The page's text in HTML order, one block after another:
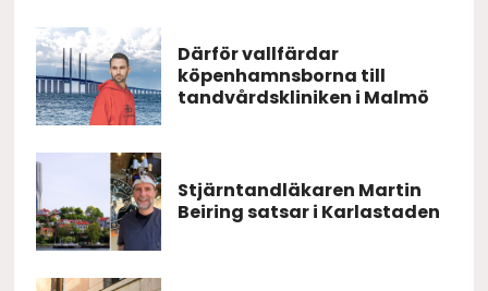
Därför vallfärdar
köpenhamnsborna till
tandvårdskliniken i Malmö
Stjärntandläkaren Martin
Beiring satsar i Karlastaden